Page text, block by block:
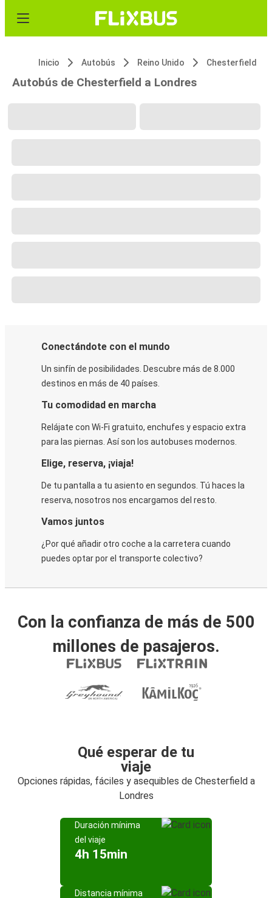
Inicio Autobús Reino Unido Chesterfield
Autobús de Chesterfield a Londres
Conectándote con el mundo
Un sinfín de posibilidades. Descubre más de 8.000
destinos en más de 40 países.
Tu comodidad en marcha
Relájate con Wi-Fi gratuito, enchufes y espacio extra
para las piernas. Así son los autobuses modernos.
Elige, reserva, ¡viaja!
De tu pantalla a tu asiento en segundos. Tú haces la
reserva, nosotros nos encargamos del resto.
Vamos juntos
¿Por qué añadir otro coche a la carretera cuando
puedes optar por el transporte colectivo?
Con la confianza de más de 500
millones de pasajeros.
Qué esperar de tu
viaje
Opciones rápidas, fáciles y asequibles de Chesterfield a
Londres
Duración mínima
del viaje
4h 15min
Distancia mínima